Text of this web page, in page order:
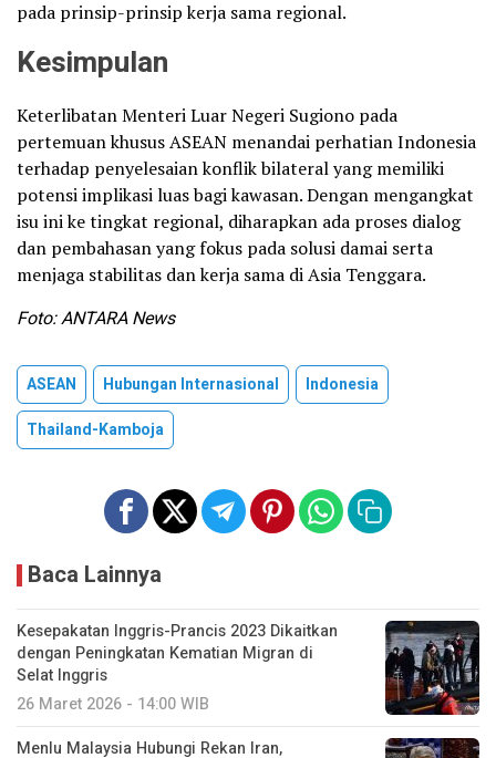
pada prinsip-prinsip kerja sama regional.
Kesimpulan
Keterlibatan Menteri Luar Negeri Sugiono pada
pertemuan khusus ASEAN menandai perhatian Indonesia
terhadap penyelesaian konflik bilateral yang memiliki
potensi implikasi luas bagi kawasan. Dengan mengangkat
isu ini ke tingkat regional, diharapkan ada proses dialog
dan pembahasan yang fokus pada solusi damai serta
menjaga stabilitas dan kerja sama di Asia Tenggara.
Foto: ANTARA News
ASEAN Hubungan Internasional
Indonesia
Thailand-Kamboja
Baca Lainnya
Kesepakatan Inggris-Prancis 2023 Dikaitkan
dengan Peningkatan Kematian Migran di
Selat Inggris
26 Maret 2026 - 14:00 WIB
Menlu Malaysia Hubungi Rekan Iran,